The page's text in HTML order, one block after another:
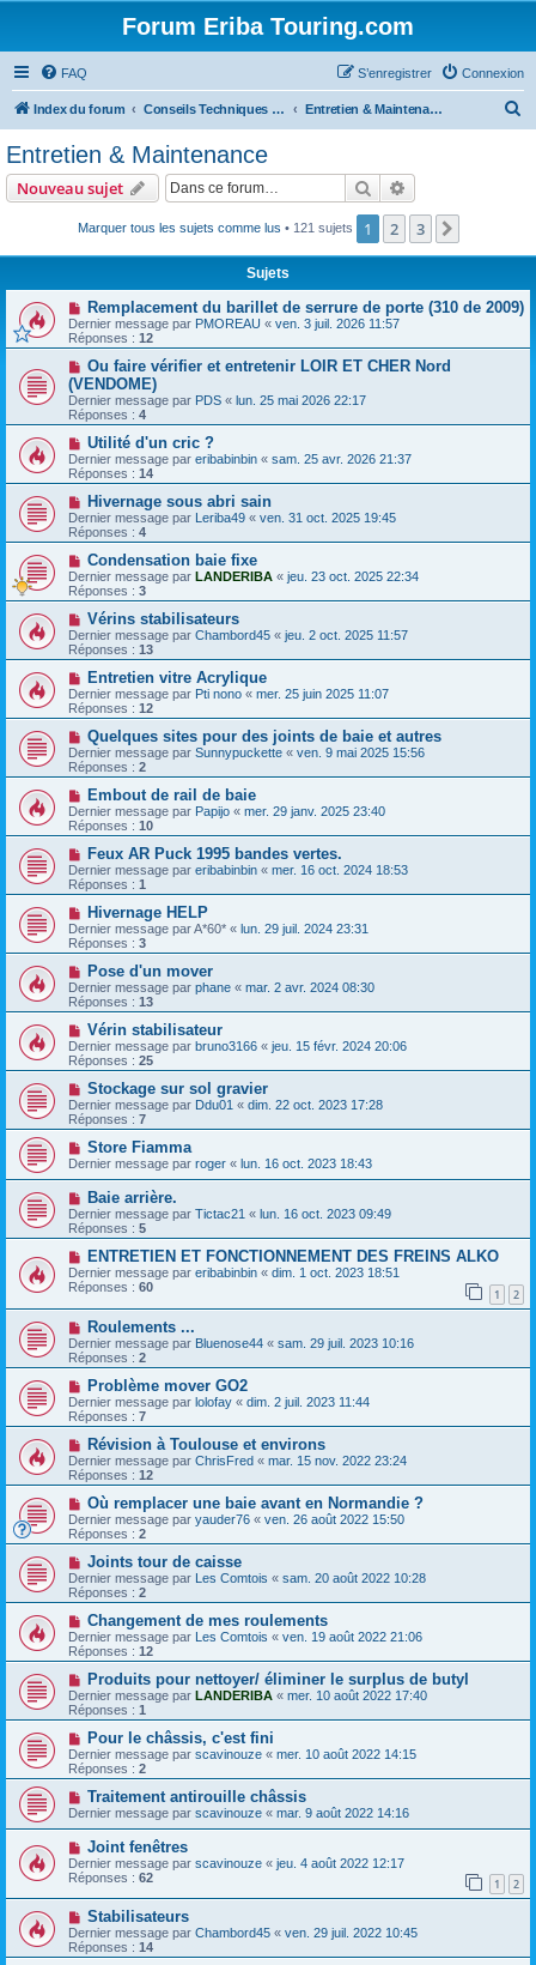
Forum Eriba Touring.com
FAQ Connexion
S’enregistrer
Index du forum Conseils Techniques Accessoires & Modifications Entretien & Maintenance
h
Entretien & Maintenance
Nouveau sujet Rechercher
Marquer tous les sujets comme lus • 121 sujets 1 2 3
Sujets
Remplacement du barillet de serrure de porte (310 de 2009)
Dernier message par PMOREAU « ven. 3 juil. 2026 11:57
Réponses : 12
Ou faire vérifier et entretenir LOIR ET CHER Nord
(VENDOME)
Dernier message par PDS « lun. 25 mai 2026 22:17
Réponses : 4
Utilité d'un cric ?
Dernier message par eribabinbin « sam. 25 avr. 2026 21:37
Réponses : 14
Hivernage sous abri sain
Dernier message par Leriba49 « ven. 31 oct. 2025 19:45
Réponses : 4
Condensation baie fixe
Dernier message par LANDERIBA « jeu. 23 oct. 2025 22:34
Réponses : 3
Vérins stabilisateurs
Dernier message par Chambord45 « jeu. 2 oct. 2025 11:57
Réponses : 13
Entretien vitre Acrylique
Dernier message par Pti nono « mer. 25 juin 2025 11:07
Réponses : 12
Quelques sites pour des joints de baie et autres
Dernier message par Sunnypuckette « ven. 9 mai 2025 15:56
Réponses : 2
Embout de rail de baie
Dernier message par Papijo « mer. 29 janv. 2025 23:40
Réponses : 10
Feux AR Puck 1995 bandes vertes.
Dernier message par eribabinbin « mer. 16 oct. 2024 18:53
Réponses : 1
Hivernage HELP
Dernier message parA*60* « lun. 29 juil. 2024 23:31
Réponses : 3
Pose d'un mover
Dernier message par phane « mar. 2 avr. 2024 08:30
Réponses : 13
Vérin stabilisateur
Dernier message par bruno3166 « jeu. 15 févr. 2024 20:06
Réponses : 25
Stockage sur sol gravier
Dernier message par Ddu01 « dim. 22 oct. 2023 17:28
Réponses : 7
Store Fiamma
Dernier message par roger « lun. 16 oct. 2023 18:43
Baie arrière.
Dernier message par Tictac21 « lun. 16 oct. 2023 09:49
Réponses : 5
ENTRETIEN ET FONCTIONNEMENT DES FREINS ALKO
Dernier message par eribabinbin « dim. 1 oct. 2023 18:51
Réponses : 60 1 2
Roulements ...
Dernier message par Bluenose44 « sam. 29 juil. 2023 10:16
Réponses : 2
Problème mover GO2
Dernier message par lolofay « dim. 2 juil. 2023 11:44
Réponses : 7
Révision à Toulouse et environs
Dernier message par ChrisFred « mar. 15 nov. 2022 23:24
Réponses : 12
Où remplacer une baie avant en Normandie ?
Dernier message par yauder76 « ven. 26 août 2022 15:50
Réponses : 2
Joints tour de caisse
Dernier message par Les Comtois « sam. 20 août 2022 10:28
Réponses : 2
Changement de mes roulements
Dernier message par Les Comtois « ven. 19 août 2022 21:06
Réponses : 12
Produits pour nettoyer/ éliminer le surplus de butyl
Dernier message par LANDERIBA « mer. 10 août 2022 17:40
Réponses : 1
Pour le châssis, c'est fini
Dernier message par scavinouze « mer. 10 août 2022 14:15
Réponses : 2
Traitement antirouille châssis
Dernier message par scavinouze « mar. 9 août 2022 14:16
Joint fenêtres
Dernier message par scavinouze « jeu. 4 août 2022 12:17
Réponses : 62 1 2
Stabilisateurs
Dernier message par Chambord45 « ven. 29 juil. 2022 10:45
Réponses : 14